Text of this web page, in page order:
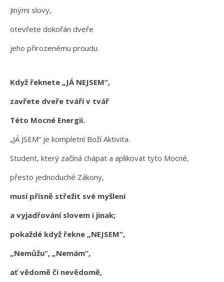
Jinými slovy,
otevřete dokořán dveře
jeho přirozenému proudu.
Když řeknete „JÁ NEJSEM“,
zavřete dveře tváří v tvář
Této Mocné Energii.
„JÁ JSEM“ je kompletní Boží Aktivita.
Student, který začíná chápat a aplikovat tyto Mocné,
přesto jednoduché Zákony,
musí přísně střežit své myšlení
a vyjadřování slovem i jinak;
pokaždé když řekne „NEJSEM“,
„Nemůžu“, „Nemám“,
ať vědomě či nevědomě,